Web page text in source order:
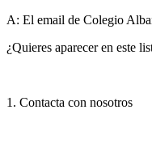
A: El email de Colegio
¿Quieres aparecer en este
1. Contacta con nosotros